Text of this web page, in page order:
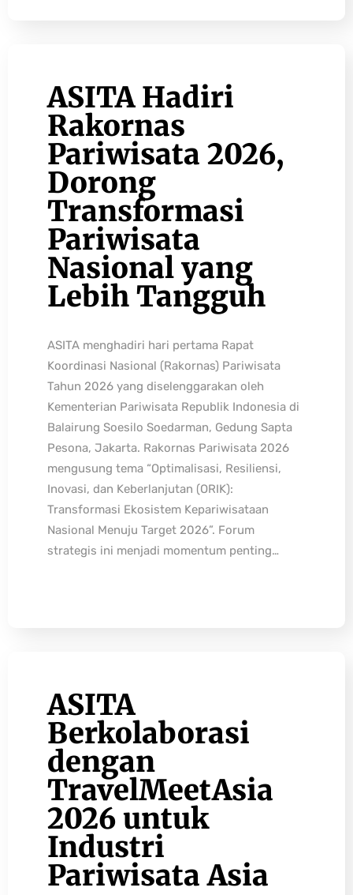
ASITA Hadiri
Rakornas
Pariwisata 2026,
Dorong
Transformasi
Pariwisata
Nasional yang
Lebih Tangguh
ASITA menghadiri hari pertama Rapat
Koordinasi Nasional (Rakornas) Pariwisata
Tahun 2026 yang diselenggarakan oleh
Kementerian Pariwisata Republik Indonesia di
Balairung Soesilo Soedarman, Gedung Sapta
Pesona, Jakarta. Rakornas Pariwisata 2026
mengusung tema “Optimalisasi, Resiliensi,
Inovasi, dan Keberlanjutan (ORIK):
Transformasi Ekosistem Kepariwisataan
Nasional Menuju Target 2026”. Forum
strategis ini menjadi momentum penting…
ASITA
Berkolaborasi
dengan
TravelMeetAsia
2026 untuk
Industri
Pariwisata Asia